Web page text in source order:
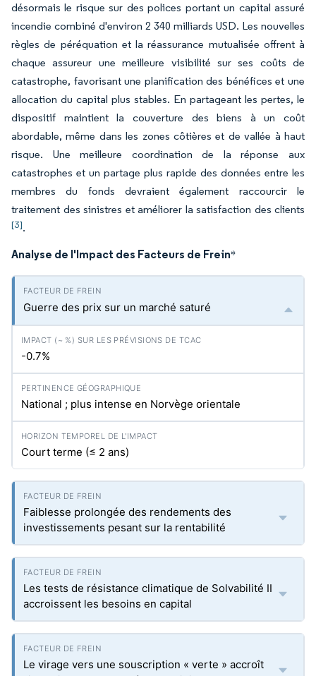
désormais le risque sur des polices portant un capital assuré
incendie combiné d'environ 2 340 milliards USD. Les nouvelles
règles de péréquation et la réassurance mutualisée offrent à
chaque assureur une meilleure visibilité sur ses coûts de
catastrophe, favorisant une planification des bénéfices et une
allocation du capital plus stables. En partageant les pertes, le
dispositif maintient la couverture des biens à un coût
abordable, même dans les zones côtières et de vallée à haut
risque. Une meilleure coordination de la réponse aux
catastrophes et un partage plus rapide des données entre les
membres du fonds devraient également raccourcir le
traitement des sinistres et améliorer la satisfaction des clients
[3].
Analyse de l'Impact des Facteurs de Frein*
Guerre des prix sur un marché saturé
-0.7%
National ; plus intense en Norvège orientale
Court terme (≤ 2 ans)
Faiblesse prolongée des rendements des
investissements pesant sur la rentabilité
Les tests de résistance climatique de Solvabilité II
accroissent les besoins en capital
Le virage vers une souscription « verte » accroît